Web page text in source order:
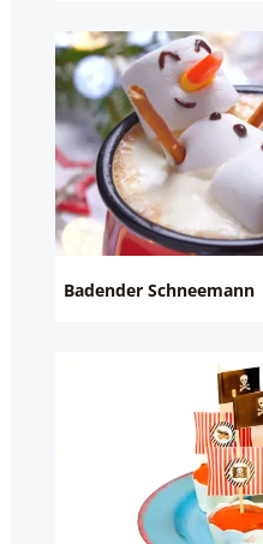
Badender Schneemann